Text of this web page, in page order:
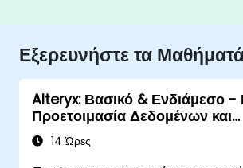
Εξερευνήστε τα
Alteryx: Βασικό & Ενδιάμεσο -
Προετοιμασία Δεδομένων και
Αυτοματισμός
14 Ώρες